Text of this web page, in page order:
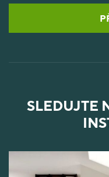
SLEDUJTE